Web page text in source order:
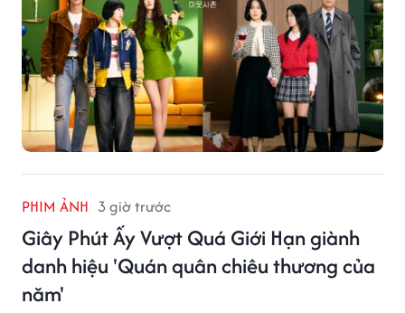
PHIM ẢNH 3 giờ trước
Giây Phút Ấy Vượt Quá Giới Hạn giành
danh hiệu 'Quán quân chiêu thương của
năm'